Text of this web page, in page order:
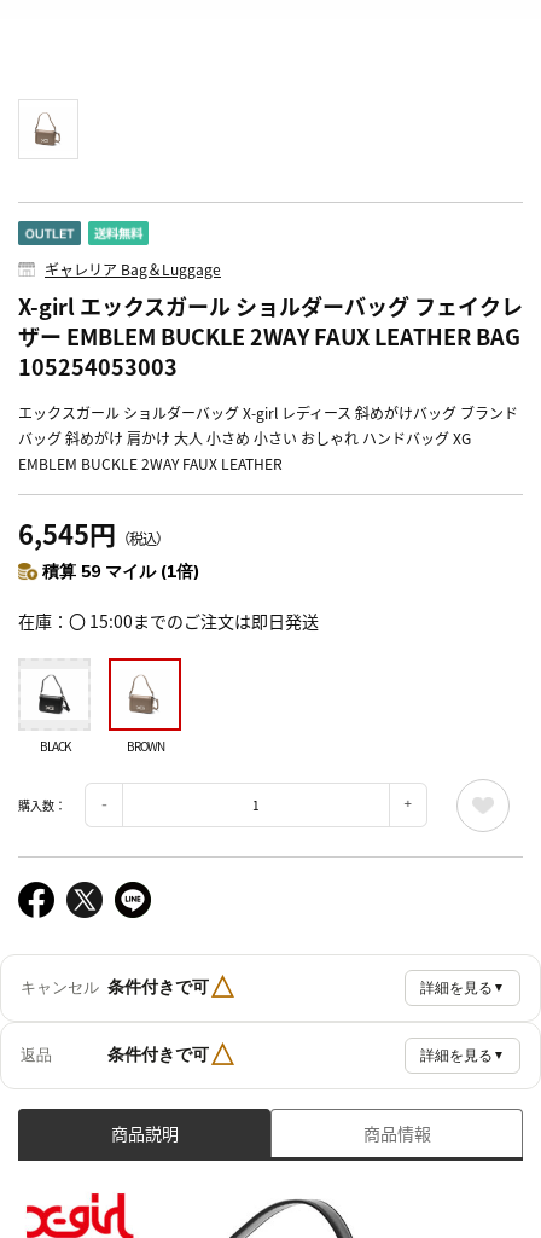
ギャレリア Bag＆Luggage
X-girl エックスガール ショルダーバッグ フェイクレ
ザー EMBLEM BUCKLE 2WAY FAUX LEATHER BAG
105254053003
エックスガール ショルダーバッグ X-girl レディース 斜めがけバッグ ブランド
バッグ 斜めがけ 肩かけ 大人 小さめ 小さい おしゃれ ハンドバッグ XG
EMBLEM BUCKLE 2WAY FAUX LEATHER
6,545円 （税込）
積算 59 マイル (1倍)
在庫 〇 15:00までのご注文は即日発送
BLACK BROWN
購入数：
キャンセル 条件付きで可△ 詳細を見る ▼
返品 条件付きで可△ 詳細を見る ▼
商品説明 商品情報